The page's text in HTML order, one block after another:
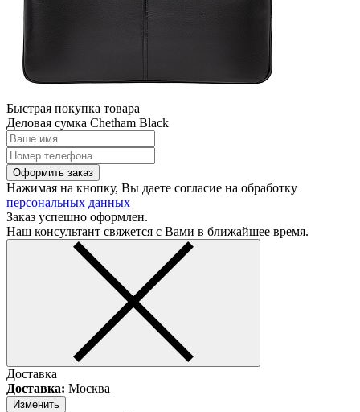
Быстрая покупка товара
Деловая сумка Chetham Black
Оформить заказ
Нажимая на кнопку, Вы даете согласие на обработку
персональных данных
Заказ успешно оформлен.
Наш консультант свяжется с Вами в ближайшее время.
Доставка
Доставка: Москва
Изменить